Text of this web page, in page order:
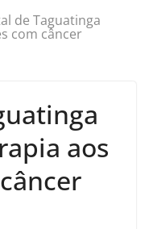
de Taguatinga
com câncer
aos